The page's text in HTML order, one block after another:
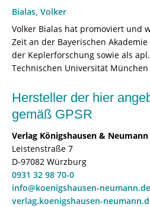
Bialas, Volker
Volker Bialas hat promoviert und
Zeit an der Bayerischen
der Keplerforschung sowie als
Technischen Universität
Hersteller der hier
gemäß GPSR
Verlag Königshausen & Neumann
Leistenstraße 7
D-97082 Würzburg
0931 32 98 70-0
info@koenigshausen-neumann.de
verlag.koenigshausen-